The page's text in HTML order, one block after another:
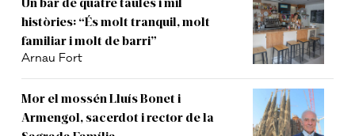
històries: “És molt tranquil, molt
familiar i molt de barri”
Arnau Fort
Mor el mossén Lluís Bonet i
Armengol, sacerdot i rector de la